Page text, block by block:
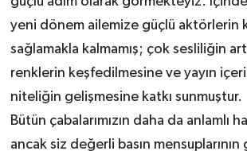
yeni dönem ailemize güçlü aktörlerin
sağlamakla kalmamış; çok sesliliğin
renklerin keşfedilmesine ve yayın
niteliğin gelişmesine katkı sunmuştur.
Bütün çabalarımızın daha da anlamlı
ancak siz değerli basın